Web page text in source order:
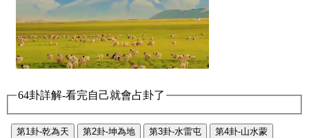
64卦詳解-看完自己就會占卦了
第1卦-乾為天 第2卦-坤為地 第3卦-水雷屯 第4卦-山水蒙